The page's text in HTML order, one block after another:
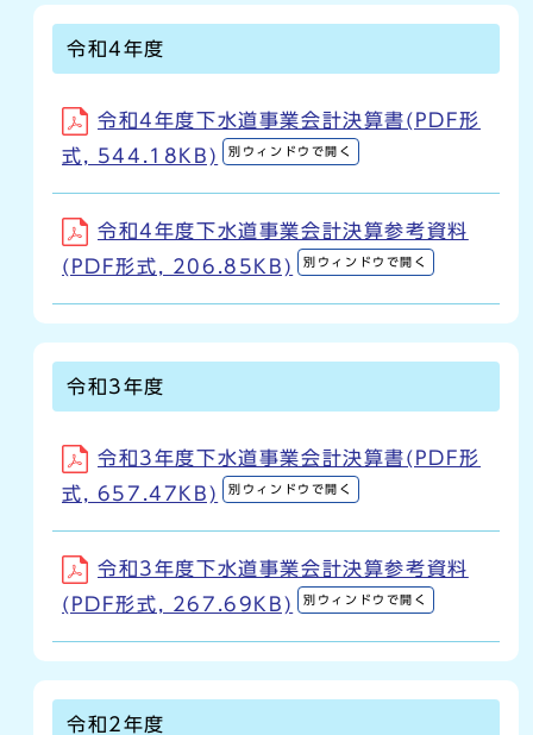
令和4年度
令和4年度下水道事業会計決算書(PDF形
式, 544.18KB)
別ウィンドウで開く
令和4年度下水道事業会計決算参考資料
(PDF形式, 206.85KB)
別ウィンドウで開く
令和3年度
令和3年度下水道事業会計決算書(PDF形
式, 657.47KB)
別ウィンドウで開く
令和3年度下水道事業会計決算参考資料
(PDF形式, 267.69KB)
別ウィンドウで開く
令和2年度